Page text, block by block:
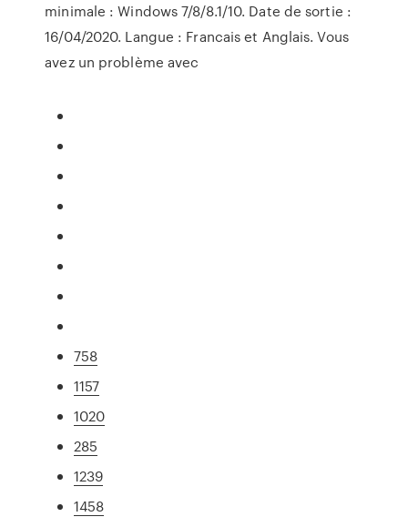
minimale : Windows 7/8/8.1/10. Date de sortie :
16/04/2020. Langue : Francais et Anglais. Vous
avez un problème avec
758
1157
1020
285
1239
1458